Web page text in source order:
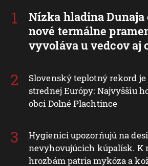
Nízka hladina Dunaja
nové termálne
vyvoláva u vedcov aj
Slovenský teplotný rekord
strednej Európy: Najvyššiu
obci Dolné Plachtince
Hygienici upozorňujú na
nevyhovujúcich kúpalísk. K
hrozbám patria mykóza a